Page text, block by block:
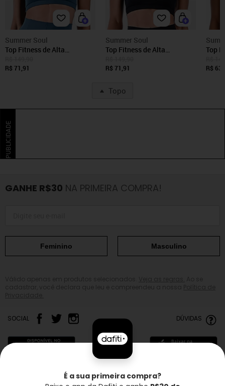
Summer Soul
Top Fitness de Alta
Removível Summer Soul
R$ 71,91
Summer Soul
Top Fitness de Alta
Removível Summer Soul
R$ 71,91
Top
R$
Topo
PUBLICIDADE
GANHE R$30 NA PRIMEIRA COMPRA!
Feminino Masculino
SOCIAL DÚVIDAS
É a sua primeira compra?